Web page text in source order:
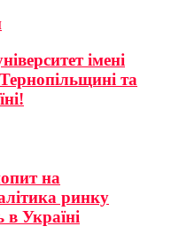
імені
та
на
ринку
в Україні